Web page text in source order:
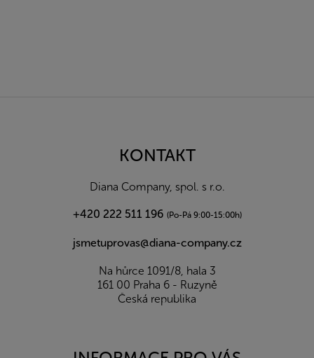
KONTAKT
Diana Company, spol. s r.o.
+420 222 511 196 (Po-Pá 9:00-15:00h)
jsmetuprovas@diana-company.cz
Na hůrce 1091/8, hala 3
161 00 Praha 6 - Ruzyně
Česká republika